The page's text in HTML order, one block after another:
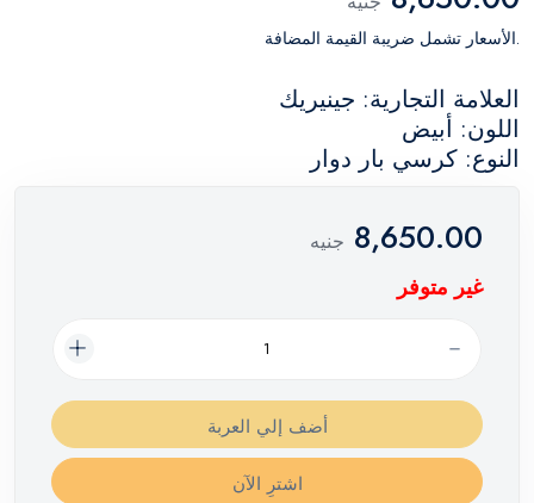
.الأسعار تشمل ضريبة القيمة المضافة
العلامة التجارية: جينيريك
اللون: أبيض
النوع: كرسي بار دوار
8,650.00 جنيه
غير متوفر
أضف إلي العربة
اشترِ الآن